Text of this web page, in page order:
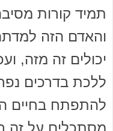
תמיד קורות
והאדם הזה
יכולים זה מזה,
ללכת בדרכים
להתפתח בחיים